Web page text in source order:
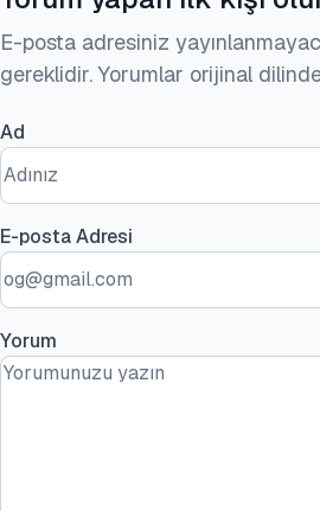
E-posta adresiniz
gereklidir. Yorumlar orijinal dilinde
Ad
E-posta Adresi
Yorum